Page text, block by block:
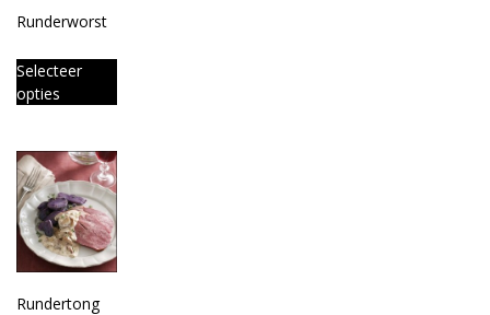
Runderworst
Selecteer
opties
Rundertong